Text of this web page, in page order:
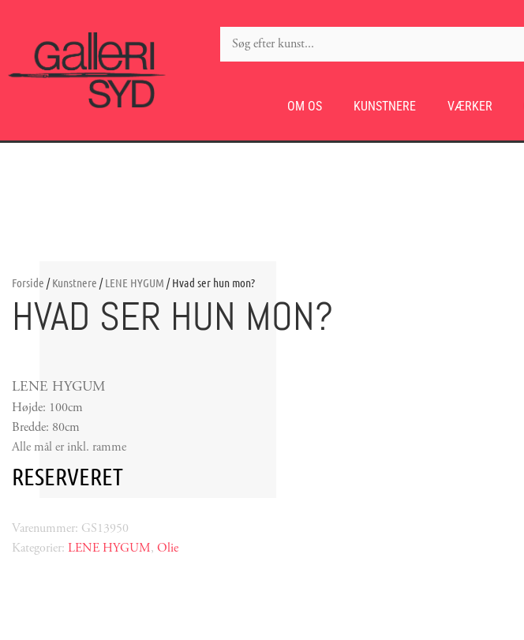
OM OS KUNSTNERE VÆRKER
Forside /Kunstnere /LENE HYGUM / Hvad ser hun mon?
HVAD SER HUN MON?
LENE HYGUM
Højde: 100cm
Bredde: 80cm
Alle mål er inkl. ramme
RESERVERET
Varenummer: GS13950
Kategorier: LENE HYGUM, Olie